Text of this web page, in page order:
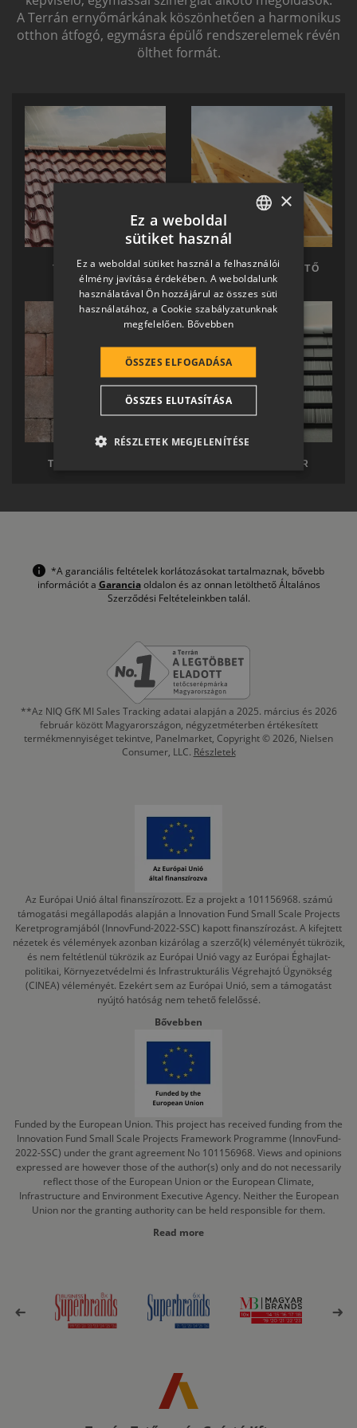
A Terrán ernyőmárkának köszönhetően a harmonikus
otthon átfogó, egymásra épülő rendszerelemek révén
ölthet formát.
TERRÁN TETŐ TERRÁN KÉSZTETŐ
TERRÁN TÉRKŐ TERRÁN SOLAR
*A garanciális feltételek korlátozásokat tartalmaznak, bővebb
információt a Garanciaoldalon és az onnan letölthető Általános
Szerződési Feltételeinkben talál.
**Az NIQ GfK MI Sales Tracking adatai alapján a 2025. március és 2026
február között Magyarországon, négyzetméterben értékesített
termékmennyiséget tekintve, Panelmarket, Copyright © 2026, Nielsen
Consumer, LLC. Részletek
Az Európai Unió által finanszírozott. Ez a projekt a 101156968. számú
támogatási megállapodás alapján a Innovation Fund Small Scale Projects
Keretprogramjából (InnovFund-2022-SSC) kapott finanszírozást. A kifejtett
nézetek és vélemények azonban kizárólag a szerző(k) véleményét tükrözik,
és nem feltétlenül tükrözik az Európai Unió vagy az Európai Éghajlat-
politikai, Környezetvédelmi és Infrastrukturális Végrehajtó Ügynökség
(CINEA) véleményét. Ezekért sem az Európai Unió, sem a támogatást
nyújtó hatóság nem tehető felelőssé.
Bővebben
Funded by the European Union. This project has received funding from the
Innovation Fund Small Scale Projects Framework Programme (InnovFund-
2022-SSC) under the grant agreement No 101156968. Views and opinions
expressed are however those of the author(s) only and do not necessarily
reflect those of the European Union or the European Climate,
Infrastructure and Environment Executive Agency. Neither the European
Union nor the granting authority can be held responsible for them.
Read more
HUNGARIAN
SLOVAK
GERMAN
ROMANIAN
CROATIAN
SR
RO-HU
×
Ez a weboldal
sütiket használ
Ez a weboldal sütiket használ a felhasználói
élmény javítása érdekében. A weboldalunk
használatával Ön hozzájárul az összes süti
használatához, a Cookie szabályzatunknak
megfelelően. Bővebben
ÖSSZES ELFOGADÁSA
ÖSSZES ELUTASÍTÁSA
RÉSZLETEK MEGJELENÍTÉSE